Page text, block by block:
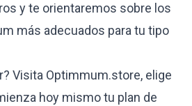
y te orientaremos sobre los
más adecuados para tu tipo
Visita Optimmum.store, elige
hoy mismo tu plan de